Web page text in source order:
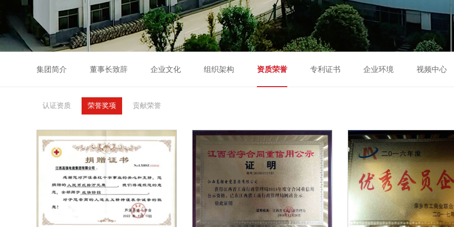
集团简介 董事长致辞 企业文化 组织架构 资质荣誉 专利证书 企业环境 视频中心
认证资质 荣誉奖项 贡献荣誉